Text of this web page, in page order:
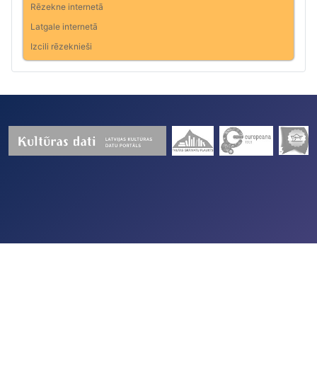
Rēzekne internetā
Latgale internetā
Izcili rēzeknieši